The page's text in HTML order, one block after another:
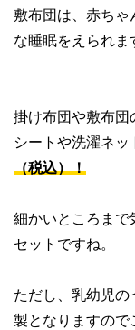
敷布団は、赤ちゃ
な睡眠をえられま
掛け布団や敷布団
シートや洗濯ネッ
（税込）！
細かいところまで
セットですね。
ただし、乳幼児の
製となりますので